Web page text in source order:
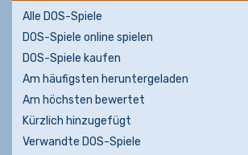
Alle DOS-Spiele
DOS-Spiele online spielen
DOS-Spiele kaufen
Am häufigsten heruntergeladen
Am höchsten bewertet
Kürzlich hinzugefügt
Verwandte DOS-Spiele